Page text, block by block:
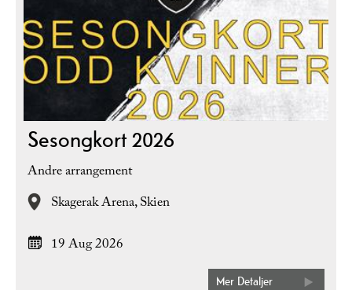
Sesongkort 2026
Andre arrangement
Skagerak Arena,Skien
19 Aug 2026
Mer Detaljer